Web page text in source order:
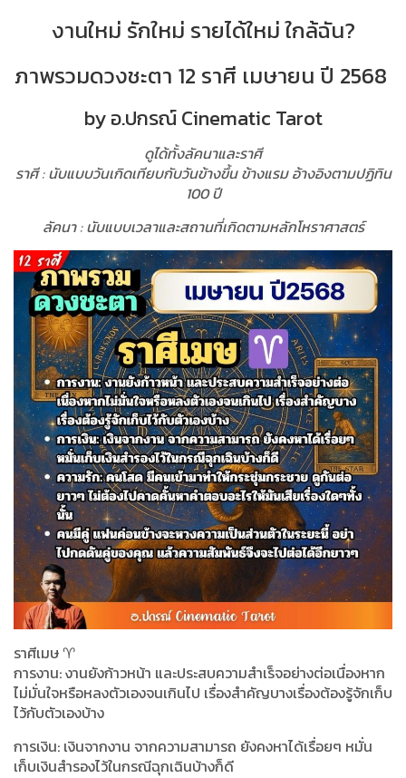
งานใหม่ รักใหม่ รายได้ใหม่ ใกล้ฉัน?
ภาพรวมดวงชะตา 12 ราศี เมษายน ปี 2568
by อ.ปกรณ์ Cinematic Tarot
ดูได้ทั้งลัคนาและราศี
ราศี : นับแบบวันเกิดเทียบกับวันข้างขึ้น ข้างแรม อ้างอิงตามปฏิทิน
100 ปี
ลัคนา : นับแบบเวลาและสถานที่เกิดตามหลักโหราศาสตร์
ราศีเมษ ♈️
การงาน: งานยังก้าวหน้า และประสบความสำเร็จอย่างต่อเนื่องหาก
ไม่มั่นใจหรือหลงตัวเองจนเกินไป เรื่องสำคัญบางเรื่องต้องรู้จักเก็บ
ไว้กับตัวเองบ้าง
การเงิน: เงินจากงาน จากความสามารถ ยังคงหาได้เรื่อยๆ หมั่น
เก็บเงินสำรองไว้ในกรณีฉุกเฉินบ้างก็ดี